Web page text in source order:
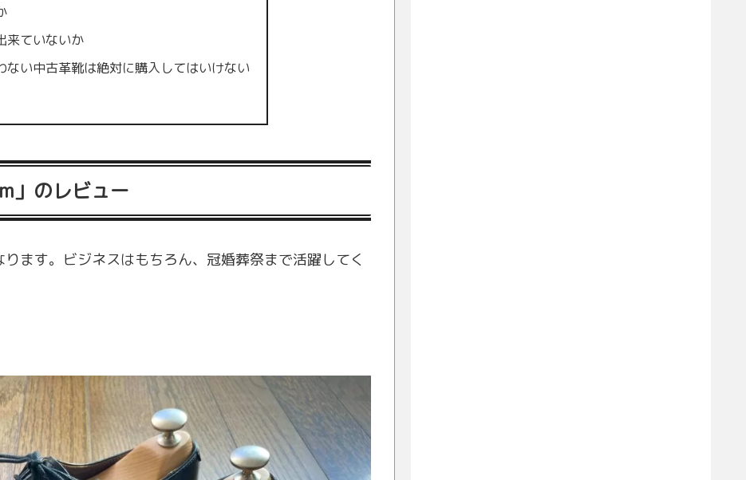
来ていないか
ない中古革靴は絶対に購入してはいけない
」のレビュー
ます。ビジネスはもちろん、冠婚葬祭まで活躍してく